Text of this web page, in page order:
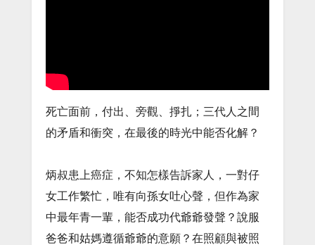
死亡面前，付出、旁觀、掙扎；三代人之間
的矛盾和衝突，在最後的時光中能否化解？
炳叔患上癌症，不知怎樣告訴家人，一對仔
女工作繁忙，唯有向孫女吐心聲，但作為家
中最年青一輩，能否成功代爺爺發聲？說服
爸爸和姑媽遵循爺爺的意願？在照顧與被照